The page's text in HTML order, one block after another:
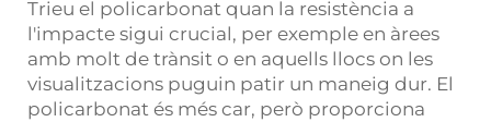
Trieu el policarbonat quan la resistència a
l'impacte sigui crucial, per exemple en àrees
amb molt de trànsit o en aquells llocs on les
visualitzacions puguin patir un maneig dur. El
policarbonat és més car, però proporciona